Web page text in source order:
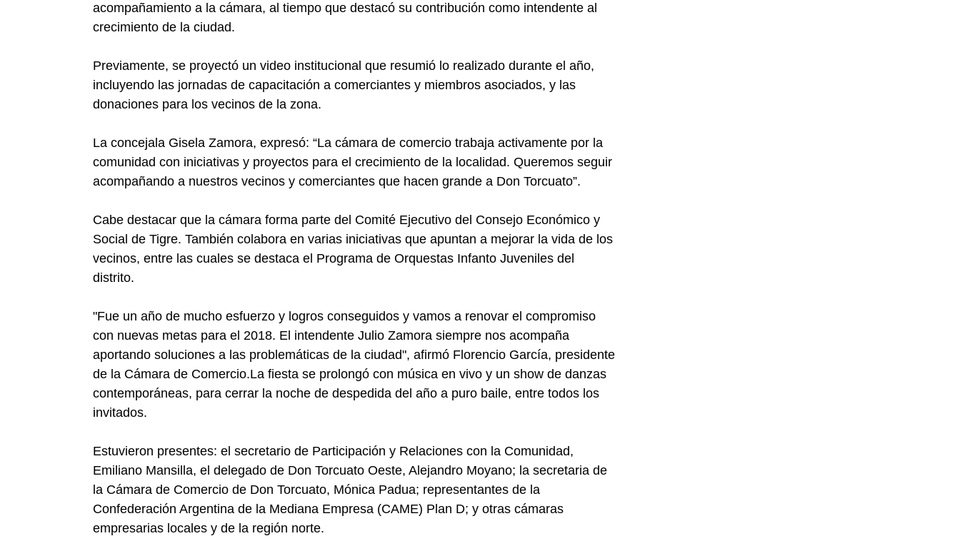
acompañamiento a la cámara, al tiempo que destacó su contribución como intendente al
crecimiento de la ciudad.
Previamente, se proyectó un video institucional que resumió lo realizado durante el año,
incluyendo las jornadas de capacitación a comerciantes y miembros asociados, y las
donaciones para los vecinos de la zona.
La concejala Gisela Zamora, expresó: “La cámara de comercio trabaja activamente por la
comunidad con iniciativas y proyectos para el crecimiento de la localidad. Queremos seguir
acompañando a nuestros vecinos y comerciantes que hacen grande a Don Torcuato”.
Cabe destacar que la cámara forma parte del Comité Ejecutivo del Consejo Económico y
Social de Tigre. También colabora en varias iniciativas que apuntan a mejorar la vida de los
vecinos, entre las cuales se destaca el Programa de Orquestas Infanto Juveniles del
distrito.
"Fue un año de mucho esfuerzo y logros conseguidos y vamos a renovar el compromiso
con nuevas metas para el 2018. El intendente Julio Zamora siempre nos acompaña
aportando soluciones a las problemáticas de la ciudad", afirmó Florencio García, presidente
de la Cámara de Comercio.La fiesta se prolongó con música en vivo y un show de danzas
contemporáneas, para cerrar la noche de despedida del año a puro baile, entre todos los
invitados.
Estuvieron presentes: el secretario de Participación y Relaciones con la Comunidad,
Emiliano Mansilla, el delegado de Don Torcuato Oeste, Alejandro Moyano; la secretaria de
la Cámara de Comercio de Don Torcuato, Mónica Padua; representantes de la
Confederación Argentina de la Mediana Empresa (CAME) Plan D; y otras cámaras
empresarias locales y de la región norte.